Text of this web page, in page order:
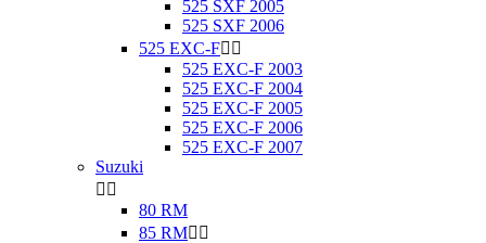
525 SXF 2005
525 SXF 2006
525 EXC-F 
525 EXC-F 2003
525 EXC-F 2004
525 EXC-F 2005
525 EXC-F 2006
525 EXC-F 2007
Suzuki
 
80 RM
85 RM 